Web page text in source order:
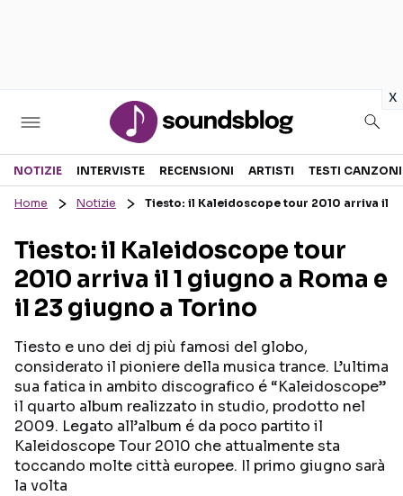
x
Sezioni
RECENSIONI MUSICALI
INTERVISTE
GOSSIP E CURIOSITÀ
TESTI CANZONI
TOUR ED EVENTI
TALENT SHOW
Seguici sui social
NOTIZIE INTERVISTE RECENSIONI ARTISTI TESTI CANZONI
Home Notizie Tiesto: il Kaleidoscope tour 2010 arriva il 1
Tiesto: il Kaleidoscope tour
2010 arriva il 1 giugno a Roma e
il 23 giugno a Torino
Tiesto e uno dei dj più famosi del globo,
considerato il pioniere della musica trance. L’ultima
sua fatica in ambito discografico é “Kaleidoscope”
il quarto album realizzato in studio, prodotto nel
2009. Legato all’album é da poco partito il
Kaleidoscope Tour 2010 che attualmente sta
toccando molte città europee. Il primo giugno sarà
la volta